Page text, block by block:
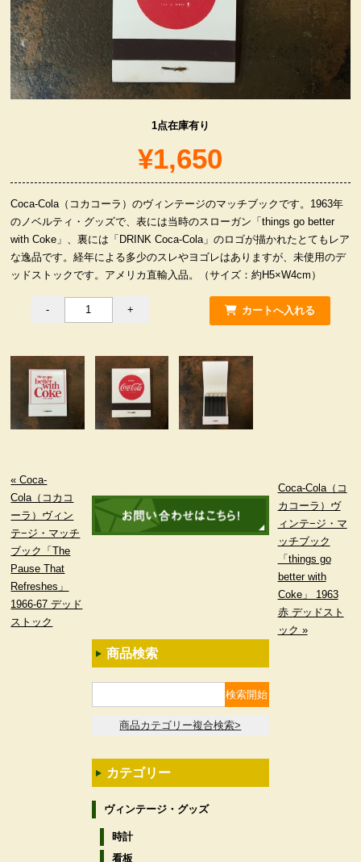
カンパニー・グッズ
喫煙具
服飾小物雑貨
1点在庫有り
¥1,650
Coca-Cola（コカコーラ）のヴィンテージのマッチブックです。1963年
のノベルティ・グッズで、表には当時のスローガン「things go better
with Coke」、裏には「DRINK Coca-Cola」のロゴが描かれたとてもレア
な逸品です。経年による多少のスレやヨゴレはありますが、未使用のデ
ッドストックです。アメリカ直輸入品。（サイズ：約H5×W4cm）
« Coca-
Cola（コカコ
ーラ）ヴィン
テ−ジ・マッチ
ブック「The
Pause That
Refreshes」
1966-67 デッド
ストック
Coca-Cola（コ
カコーラ）ヴ
ィンテ−ジ・マ
ッチブック
「things go
better with
Coke」 1963
赤 デッドスト
ック »
商品検索
商品カテゴリー複合検索>
カテゴリー
ヴィンテージ・グッズ
時計
看板